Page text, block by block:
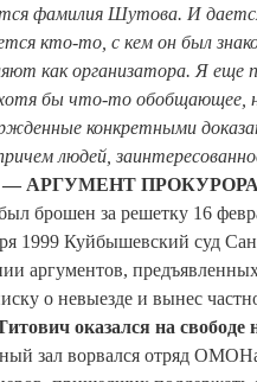
фамилия Шутова. И
кто-то, с кем он был
как организатора. Я еще
бы что-то обобщающее,
конкретными
людей,
АРГУМЕНТ ПРОКУРОРА
брошен за решетку 16
1999 Куйбышевский суд
аргументов,
о невыезде и вынес
оказался на свободе
зал ворвался отряд